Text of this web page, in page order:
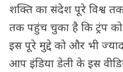
शक्ति का संदेश पूरे विश्व
तक पहुंच चुका है कि ट्रंप
इस पूरे मुद्दे को और भी
आप इंडिया डेली के इस